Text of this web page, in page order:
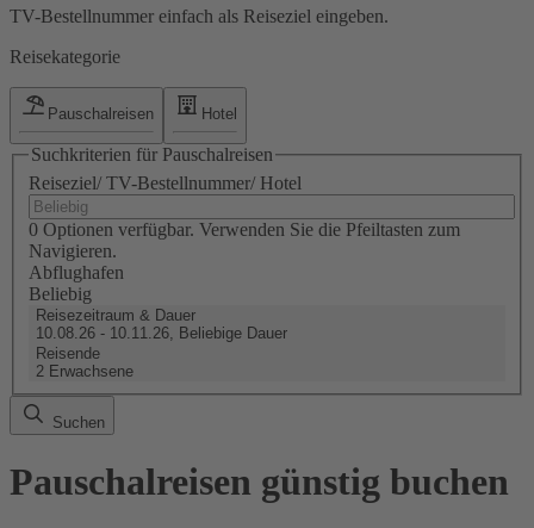
TV-Bestellnummer einfach als Reiseziel eingeben.
Reisekategorie
Pauschalreisen Hotel
Suchkriterien für Pauschalreisen
Reiseziel/ TV-Bestellnummer/ Hotel
0 Optionen verfügbar. Verwenden Sie die Pfeiltasten zum
Navigieren.
Abflughafen
Beliebig
Reisezeitraum & Dauer
10.08.26 - 10.11.26, Beliebige Dauer
Reisende
2 Erwachsene
Suchen
Pauschalreisen günstig buchen